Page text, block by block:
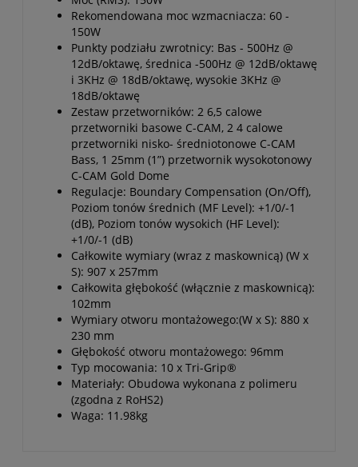
Rekomendowana moc wzmacniacza: 60 -
150W
Punkty podziału zwrotnicy: Bas - 500Hz @
12dB/oktawę, średnica -500Hz @ 12dB/oktawę
i 3KHz @ 18dB/oktawę, wysokie 3KHz @
18dB/oktawę
Zestaw przetworników: 2 6,5 calowe
przetworniki basowe C-CAM, 2 4 calowe
przetworniki nisko- średniotonowe C-CAM
Bass, 1 25mm (1”) przetwornik wysokotonowy
C-CAM Gold Dome
Regulacje: Boundary Compensation (On/Off),
Poziom tonów średnich (MF Level): +1/0/-1
(dB), Poziom tonów wysokich (HF Level):
+1/0/-1 (dB)
Całkowite wymiary (wraz z maskownicą) (W x
S): 907 x 257mm
Całkowita głębokość (włącznie z maskownicą):
102mm
Wymiary otworu montażowego:(W x S): 880 x
230 mm
Głębokość otworu montażowego: 96mm
Typ mocowania: 10 x Tri-Grip®
Materiały: Obudowa wykonana z polimeru
(zgodna z RoHS2)
Waga: 11.98kg